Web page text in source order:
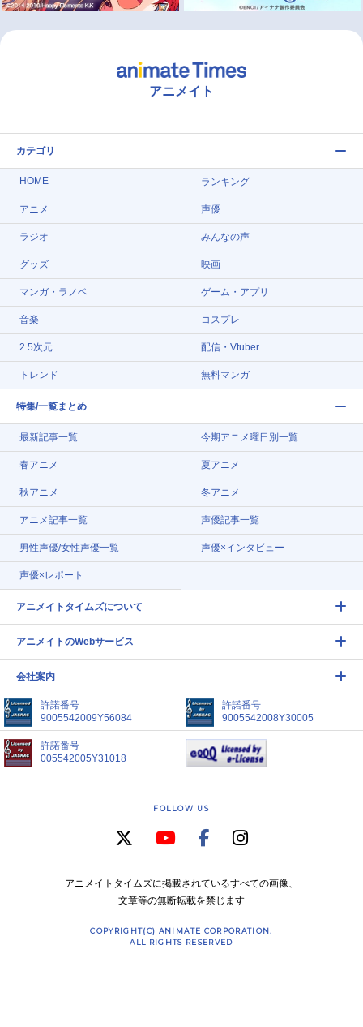
アニメイト
カテゴリ
HOME ランキング
アニメ 声優
ラジオ みんなの声
グッズ 映画
マンガ・ラノベ ゲーム・アプリ
音楽 コスプレ
2.5次元 配信・Vtuber
トレンド 無料マンガ
特集/一覧まとめ
最新記事一覧 今期アニメ曜日別一覧
春アニメ 夏アニメ
秋アニメ 冬アニメ
アニメ記事一覧 声優記事一覧
男性声優/女性声優一覧 声優×インタビュー
声優×レポート
アニメイトタイムズについて
アニメイトのWebサービス
会社案内
許諾番号
9005542009Y56084
許諾番号
9005542008Y30005
許諾番号
005542005Y31018
FOLLOW US
アニメイトタイムズに掲載されているすべての画像、
文章等の無断転載を禁じます
COPYRIGHT(C) ANIMATE CORPORATION.
ALL RIGHTS RESERVED